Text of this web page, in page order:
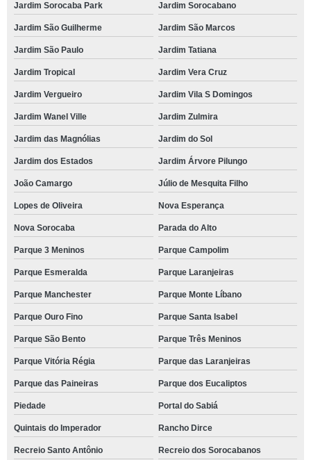
Jardim Sorocaba Park Jardim Sorocabano
Jardim São Guilherme Jardim São Marcos
Jardim São Paulo Jardim Tatiana
Jardim Tropical Jardim Vera Cruz
Jardim Vergueiro Jardim Vila S Domingos
Jardim Wanel Ville Jardim Zulmira
Jardim das Magnólias Jardim do Sol
Jardim dos Estados Jardim Árvore Pilungo
João Camargo Júlio de Mesquita Filho
Lopes de Oliveira Nova Esperança
Nova Sorocaba Parada do Alto
Parque 3 Meninos Parque Campolim
Parque Esmeralda Parque Laranjeiras
Parque Manchester Parque Monte Líbano
Parque Ouro Fino Parque Santa Isabel
Parque São Bento Parque Três Meninos
Parque Vitória Régia Parque das Laranjeiras
Parque das Paineiras Parque dos Eucaliptos
Piedade Portal do Sabiá
Quintais do Imperador Rancho Dirce
Recreio Santo Antônio Recreio dos Sorocabanos